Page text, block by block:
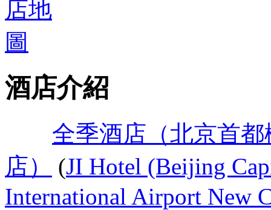
酒店介紹
全季酒店（北京首
店）
(JI Hotel (Beijing
International Airport New